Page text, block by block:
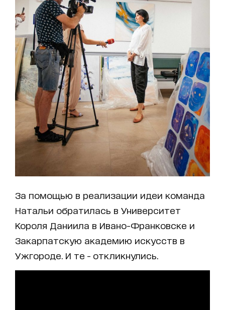
За помощью в реализации идеи команда
Натальи обратилась в Университет
Короля Даниила в Ивано-Франковске и
Закарпатскую академию искусств в
Ужгороде. И те - откликнулись.